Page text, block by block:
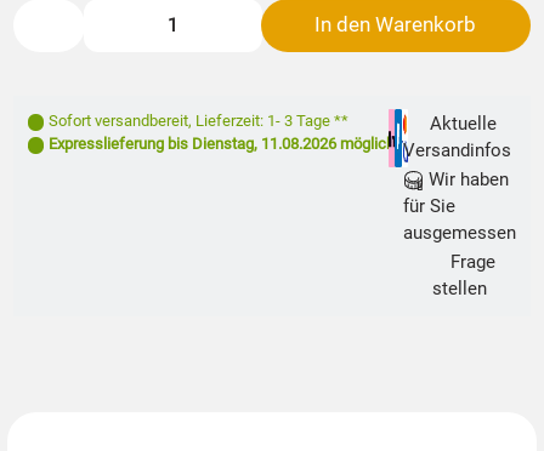
In den Warenkorb
Sofort versandbereit, Lieferzeit: 1- 3 Tage **
Expresslieferung bis Dienstag, 11.08.2026möglich
Aktuelle
Versandinfos
Wir haben
für Sie
ausgemessen
Frage
stellen